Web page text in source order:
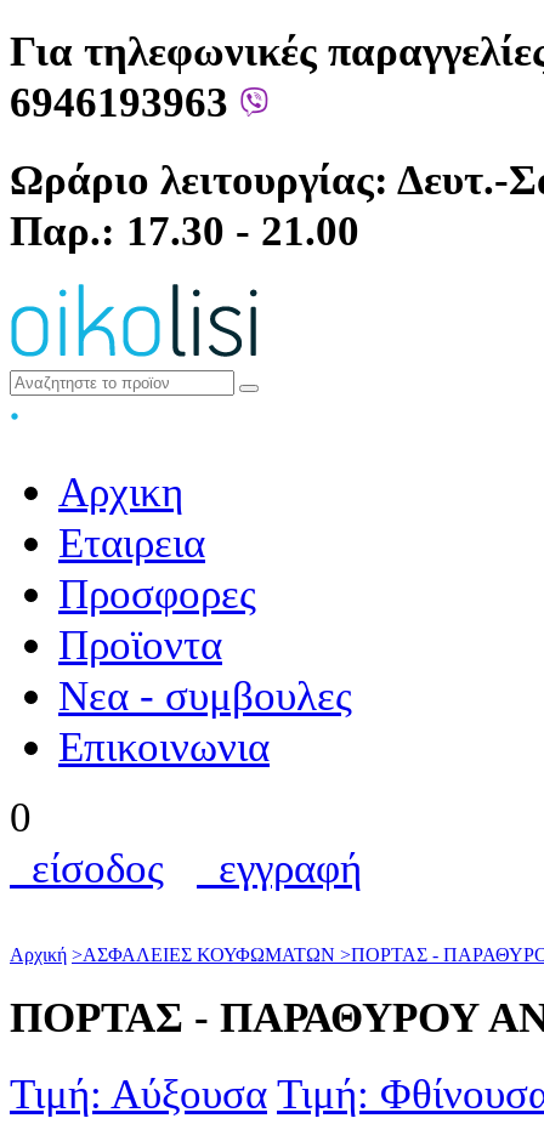
Για τηλεφωνικές
6946193963
Ωράριο λειτουργίας:
Παρ.: 17.30 - 21.00
Αρχικη
Εταιρεια
Προσφορες
Προϊοντα
Nεα - συμβουλες
Επικοινωνια
0
είσοδος
εγγραφή
Αρχική >ΑΣΦΑΛΕΙΕΣ ΚΟΥΦΩΜΑΤΩΝ >ΠΟΡΤΑΣ -
ΠΟΡΤΑΣ - ΠΑΡΑΘΥΡΟΥ
Τιμή: Αύξουσα Τιμή: